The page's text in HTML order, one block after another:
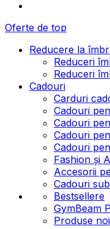
Oferte de top
Reducere la
Reduceri
Reduceri
Cadouri
Carduri
Cadouri
Cadouri
Cadouri
Cadouri
Fashion și
Accesorii
Cadouri
Bestsellere
GymBeam
Produse noi